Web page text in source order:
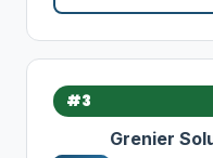
#3
Grenier